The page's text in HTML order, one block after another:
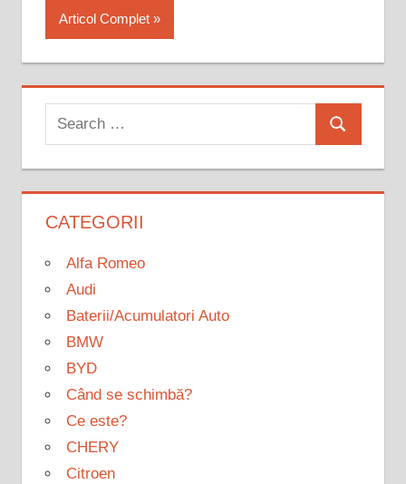
Articol Complet
Search
for:
Search
CATEGORII
Alfa Romeo
Audi
Baterii/Acumulatori Auto
BMW
BYD
Când se schimbă?
Ce este?
CHERY
Citroen